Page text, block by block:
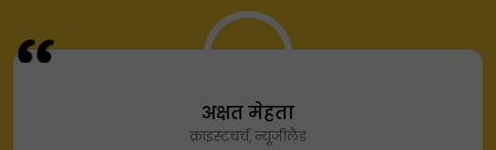
अक्षत मेहता
क्राइस्टचर्च, न्यूजीलैंड